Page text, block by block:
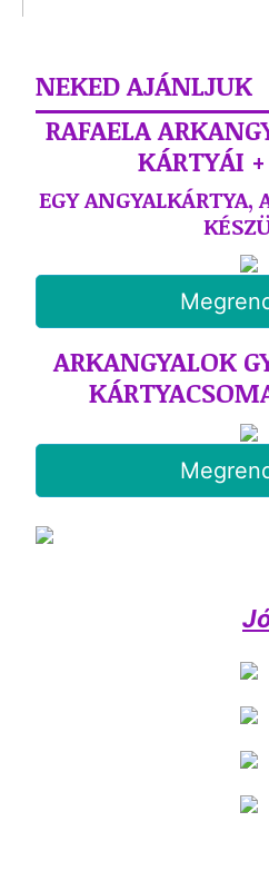
NEKED AJÁNLJUK
RAFAELA
KÁRTYÁI
EGY
ARKANGYALOK